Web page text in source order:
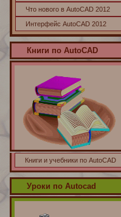
Что нового в AutoCAD 2012
Интерфейс AutoCAD 2012
Книги по AutoCAD
Книги и учебники по AutoCAD
Уроки по Autocad